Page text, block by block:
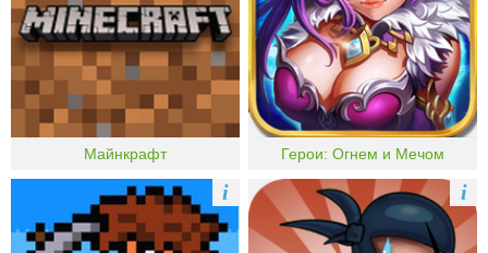
Майнкрафт Герои: Огнем и Мечом
i i